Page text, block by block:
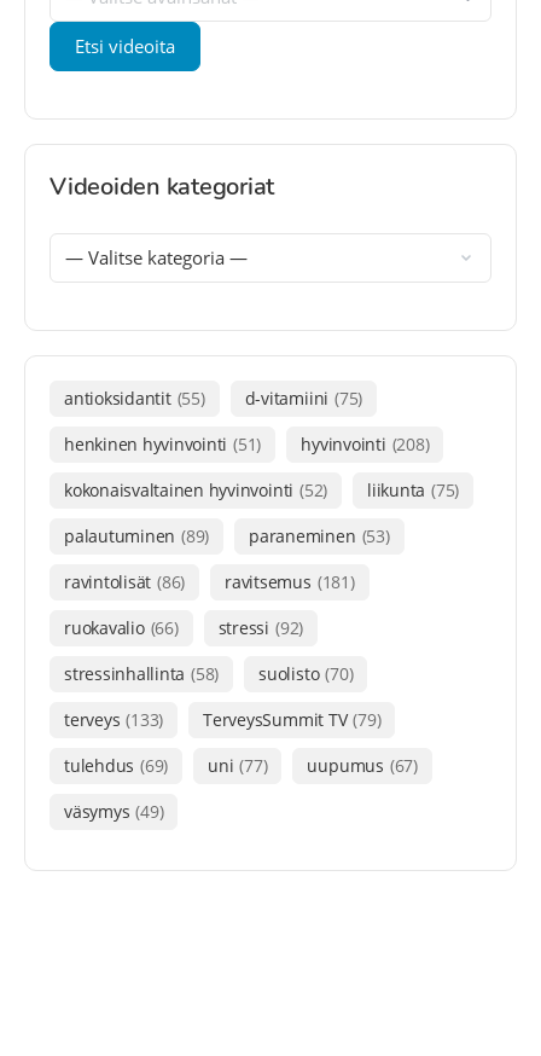
Videoiden kategoriat
antioksidantit (55) d-vitamiini (75)
henkinen hyvinvointi (51) hyvinvointi (208)
kokonaisvaltainen hyvinvointi (52) liikunta (75)
palautuminen (89) paraneminen (53)
ravintolisät (86) ravitsemus (181)
ruokavalio (66) stressi (92)
stressinhallinta (58) suolisto (70)
terveys (133) TerveysSummit TV (79)
tulehdus (69) uni (77) uupumus (67)
väsymys (49)